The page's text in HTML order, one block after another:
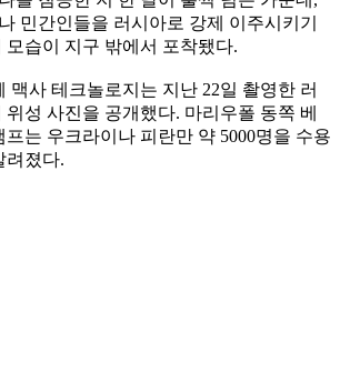
민간인들을 러시아로 강제 이주시키기
모습이 지구 밖에서 포착됐다.
맥사 테크놀로지는 지난 22일 촬영한 러
성 사진을 공개했다. 마리우폴 동쪽 베
는 우크라이나 피란만 약 5000명을 수용
려졌다.